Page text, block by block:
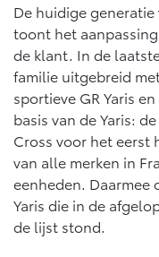
De huidige generatie
toont het
de klant. In de
familie uitgebreid
sportieve GR Yaris
basis van de Yaris:
Cross voor het eerst
van alle merken in
eenheden. Daarmee
Yaris die in de
de lijst stond.